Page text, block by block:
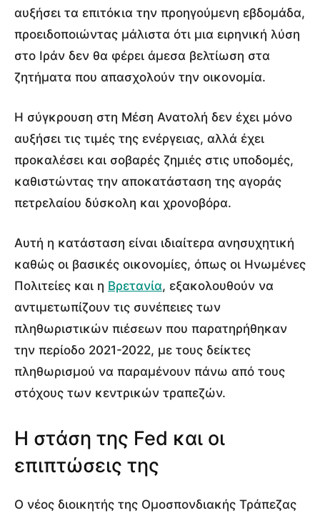
αυξήσει τα επιτόκια την προηγούμενη εβδομάδα,
προειδοποιώντας μάλιστα ότι μια ειρηνική λύση
στο Ιράν δεν θα φέρει άμεσα βελτίωση στα
ζητήματα που απασχολούν την οικονομία.
Η σύγκρουση στη Μέση Ανατολή δεν έχει μόνο
αυξήσει τις τιμές της ενέργειας, αλλά έχει
προκαλέσει και σοβαρές ζημιές στις υποδομές,
καθιστώντας την αποκατάσταση της αγοράς
πετρελαίου δύσκολη και χρονοβόρα.
Αυτή η κατάσταση είναι ιδιαίτερα ανησυχητική
καθώς οι βασικές οικονομίες, όπως οι Ηνωμένες
Πολιτείες και η Βρετανία, εξακολουθούν να
αντιμετωπίζουν τις συνέπειες των
πληθωριστικών πιέσεων που παρατηρήθηκαν
την περίοδο 2021-2022, με τους δείκτες
πληθωρισμού να παραμένουν πάνω από τους
στόχους των κεντρικών τραπεζών.
Η στάση της Fed και οι
επιπτώσεις της
Ο νέος διοικητής της Ομοσπονδιακής Τράπεζας